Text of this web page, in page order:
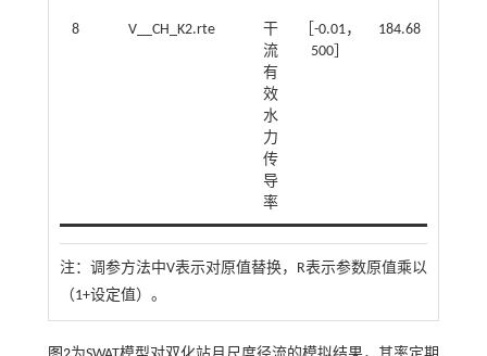
8 V__CH_K2.rte
干
流
有
效
水
力
传
导
率
［-0.01，
500］
184.68
注： 调参方法中V表示对原值替换，R表示参数原值乘以
（1+设定值）。